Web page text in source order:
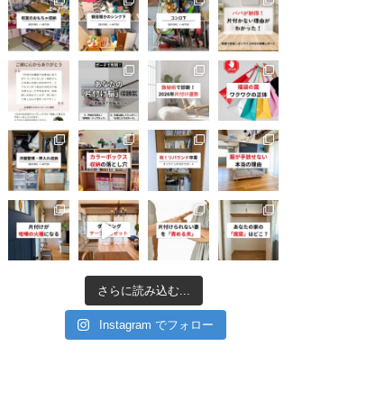
さらに読み込む...
Instagram でフォロー